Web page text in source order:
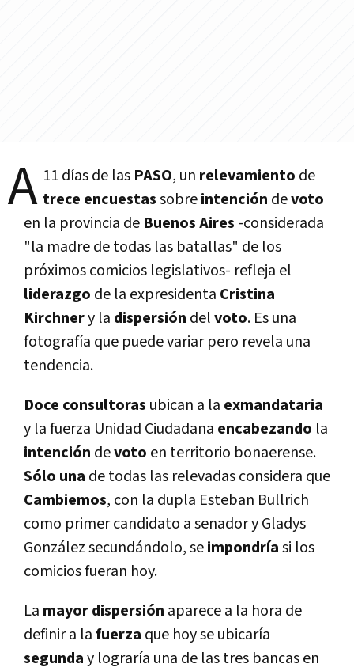
A 11 días de las PASO, un relevamiento de
trece encuestassobreintención devoto
en la provincia de Buenos Aires -considerada
"la madre de todas las batallas" de los
próximos comicios legislativos- refleja el
liderazgo de la expresidenta Cristina
Kirchnery la dispersión delvoto. Es una
fotografía que puede variar pero revela una
tendencia.
Doce consultoras ubican a la exmandataria
y la fuerza Unidad Ciudadana encabezando la
intención devoto en territorio bonaerense.
Sólo una de todas las relevadas considera que
Cambiemos, con la dupla Esteban Bullrich
como primer candidato a senador y Gladys
González secundándolo, seimpondríasi los
comicios fueran hoy.
La mayor dispersión aparece a la hora de
definir a lafuerza que hoy se ubicaría
segunday lograría una de las tres bancas en